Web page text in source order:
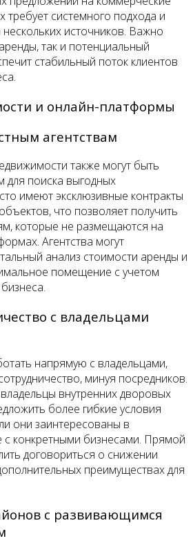
системного подхода и
источников. Важно
так и потенциальный
стабильный поток клиентов
и онлайн-платформы
агентствам
также могут быть
для поиска выгодных
имеют эксклюзивные контракты
что позволяет получить
которые не размещаются на
Агентства могут
анализ стоимости аренды и
помещение с учетом
с владельцами
напрямую с владельцами,
минуя посредников.
внутренних дворовых
более гибкие условия
они заинтересованы в
с конкретными бизнесами. Прямой
договориться о снижении
преимуществах для
с развивающимся